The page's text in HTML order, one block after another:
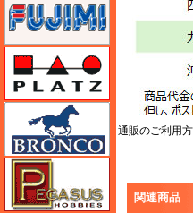
通販のご利用
関連商品
プラッツ
ブロンコモデル